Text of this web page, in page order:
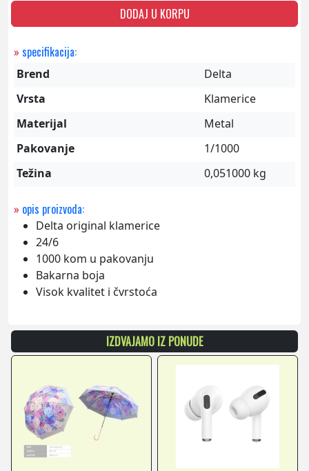
DODAJ U KORPU
» specifikacija:
Brend
Delta
Vrsta
Klamerice
Materijal
Metal
Pakovanje
1/1000
Težina
0,051000 kg
» opis proizvoda:
Delta original klamerice
24/6
1000 kom u pakovanju
Bakarna boja
Visok kvalitet i čvrstoća
IZDVAJAMO IZ PONUDE